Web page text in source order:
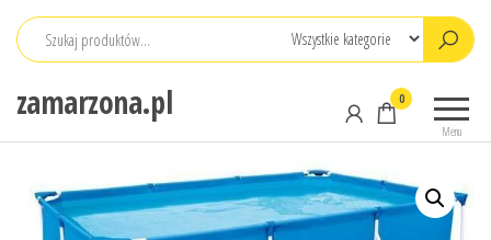
Przejdź
zamarzona.pl
Menu
0